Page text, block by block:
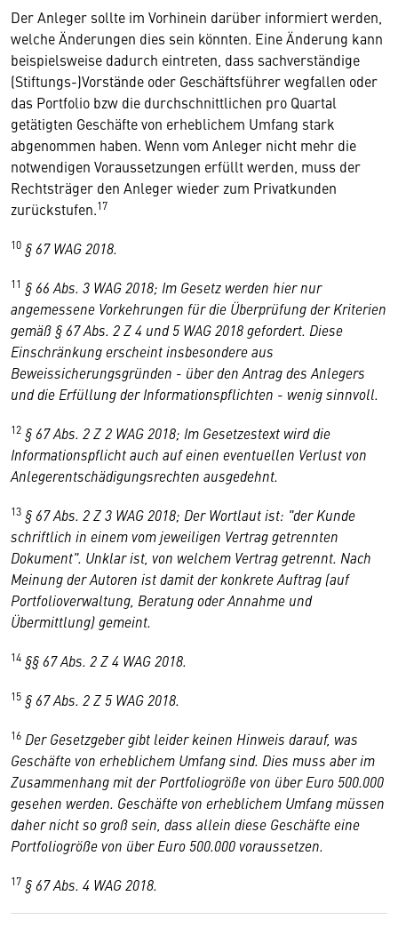
Der Anleger sollte im Vorhinein darüber informiert werden,
welche Änderungen dies sein könnten. Eine Änderung kann
beispielsweise dadurch eintreten, dass sachverständige
(Stiftungs-)Vorstände oder Geschäftsführer wegfallen oder
das Portfolio bzw die durchschnittlichen pro Quartal
getätigten Geschäfte von erheblichem Umfang stark
abgenommen haben. Wenn vom Anleger nicht mehr die
notwendigen Voraussetzungen erfüllt werden, muss der
Rechtsträger den Anleger wieder zum Privatkunden
zurückstufen.17
10 § 67 WAG 2018.
11 § 66 Abs. 3 WAG 2018; Im Gesetz werden hier nur
angemessene Vorkehrungen für die Überprüfung der Kriterien
gemäß § 67 Abs. 2 Z 4 und 5 WAG 2018 gefordert. Diese
Einschränkung erscheint insbesondere aus
Beweissicherungsgründen - über den Antrag des Anlegers
und die Erfüllung der Informationspflichten - wenig sinnvoll.
12 § 67 Abs. 2 Z 2 WAG 2018; Im Gesetzestext wird die
Informationspflicht auch auf einen eventuellen Verlust von
Anlegerentschädigungsrechten ausgedehnt.
13 § 67 Abs. 2 Z 3 WAG 2018; Der Wortlaut ist: "der Kunde
schriftlich in einem vom jeweiligen Vertrag getrennten
Dokument". Unklar ist, von welchem Vertrag getrennt. Nach
Meinung der Autoren ist damit der konkrete Auftrag (auf
Portfolioverwaltung, Beratung oder Annahme und
Übermittlung) gemeint.
14 §§ 67 Abs. 2 Z 4 WAG 2018.
15 § 67 Abs. 2 Z 5 WAG 2018.
16 Der Gesetzgeber gibt leider keinen Hinweis darauf, was
Geschäfte von erheblichem Umfang sind. Dies muss aber im
Zusammenhang mit der Portfoliogröße von über Euro 500.000
gesehen werden. Geschäfte von erheblichem Umfang müssen
daher nicht so groß sein, dass allein diese Geschäfte eine
Portfoliogröße von über Euro 500.000 voraussetzen.
17 § 67 Abs. 4 WAG 2018.